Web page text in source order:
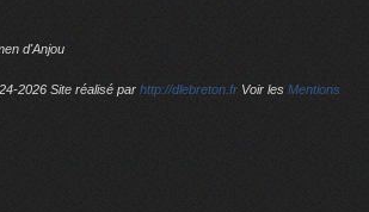
d'Anjou
2026 Site réalisé par http://dlebreton.fr Voir les Mentions